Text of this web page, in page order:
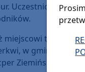
Uczestnicy mieli
w gminie
Ziemiński.